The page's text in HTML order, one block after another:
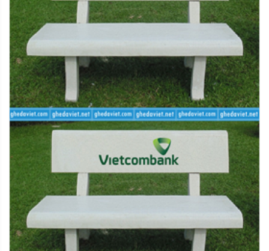
như trên.
2.2. Hàng giao bị lỗi
Khi quý khách gặp trục trặc với sản phẩm đặt mua của
chúng tôi, vui lòng thực hiện các bước sau đây:
- Bước 1: Kiểm tra lại sự nguyên vẹn của sản phẩm,
chụp lại ảnh sản phẩm xuất hiện lỗi
- Bước 2: Quý khách liên hệ với trung tâm chăm sóc
khách hàng của chúng tôi để được xác nhận
- Bước 3: Trong vòng 30 ngày kể từ ngày nhận hàng,
nếu quý khách được xác nhận từ trung tâm chăm sóc
khách hàng rằng sản phẩm bị lỗi kỹ thuật, quý khách vui
lòng truy cập ngay Hướng dẫn đổi trả hàng để bắt đầu
quy trình đổi trả hàng
3. Phương thức hoàn tiền
Tùy theo lí do hoàn trả sản phẩm kết quả đánh giá chất